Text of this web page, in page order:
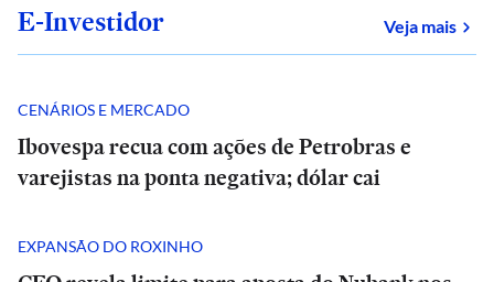
E-Investidor Veja mais
CENÁRIOS E MERCADO
Ibovespa recua com ações de Petrobras e
varejistas na ponta negativa; dólar cai
EXPANSÃO DO ROXINHO